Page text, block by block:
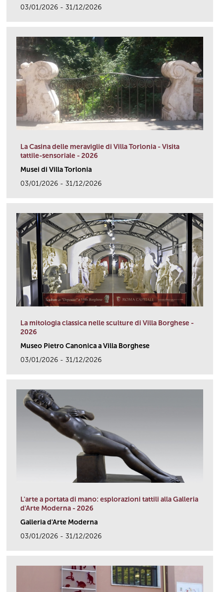
03/01/2026 - 31/12/2026
La Casina delle meraviglie di Villa Torlonia - Visita
tattile-sensoriale - 2026
Musei di Villa Torlonia
03/01/2026 - 31/12/2026
La mitologia classica nelle sculture di Villa Borghese -
2026
Museo Pietro Canonica a Villa Borghese
03/01/2026 - 31/12/2026
L'arte a portata di mano: esplorazioni tattili alla Galleria
d'Arte Moderna - 2026
Galleria d'Arte Moderna
03/01/2026 - 31/12/2026